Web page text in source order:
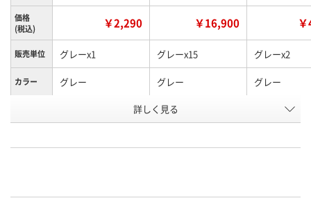
価格
(税込)
￥2,290 ￥16,900
販売単位 グレーx1 グレーx15 グレーx2
カラー グレー グレー グレー
HH16836 HH16844
メーカー都合により
メーカー都合により
メーカー都合
詳しく見る